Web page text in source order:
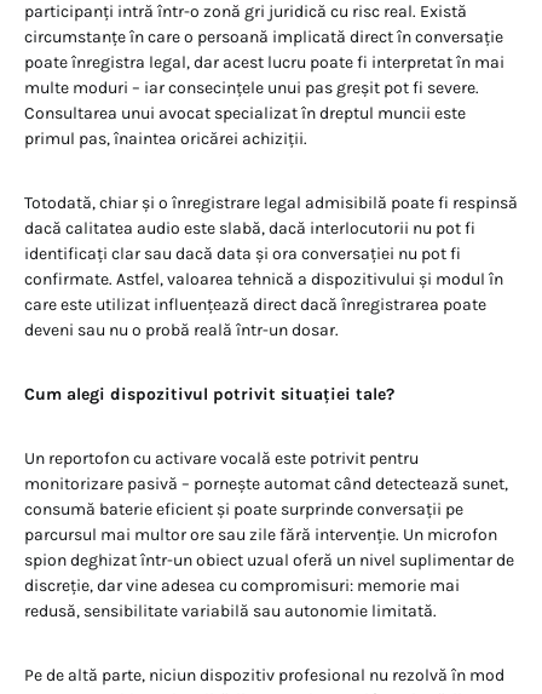
participanți intră într-o zonă gri juridică cu risc real. Există
circumstanțe în care o persoană implicată direct în conversație
poate înregistra legal, dar acest lucru poate fi interpretat în mai
multe moduri – iar consecințele unui pas greșit pot fi severe.
Consultarea unui avocat specializat în dreptul muncii este
primul pas, înaintea oricărei achiziții.
Totodată, chiar și o înregistrare legal admisibilă poate fi respinsă
dacă calitatea audio este slabă, dacă interlocutorii nu pot fi
identificați clar sau dacă data și ora conversației nu pot fi
confirmate. Astfel, valoarea tehnică a dispozitivului și modul în
care este utilizat influențează direct dacă înregistrarea poate
deveni sau nu o probă reală într-un dosar.
Cum alegi dispozitivul potrivit situației tale?
Un reportofon cu activare vocală este potrivit pentru
monitorizare pasivă – pornește automat când detectează sunet,
consumă baterie eficient și poate surprinde conversații pe
parcursul mai multor ore sau zile fără intervenție. Un microfon
spion deghizat într-un obiect uzual oferă un nivel suplimentar de
discreție, dar vine adesea cu compromisuri: memorie mai
redusă, sensibilitate variabilă sau autonomie limitată.
Pe de altă parte, niciun dispozitiv profesional nu rezolvă în mod